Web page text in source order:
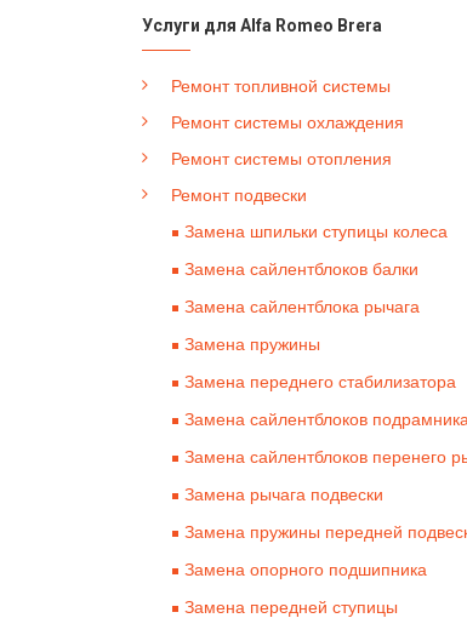
Услуги для Alfa Romeo Brera
Ремонт топливной системы
Ремонт системы охлаждения
Ремонт системы отопления
Ремонт подвески
Замена шпильки ступицы колеса
Замена сайлентблоков балки
Замена сайлентблока рычага
Замена пружины
Замена переднего стабилизатора
Замена сайлентблоков подрамника
Замена сайлентблоков перенего
Замена рычага подвески
Замена пружины передней
Замена опорного подшипника
Замена передней ступицы